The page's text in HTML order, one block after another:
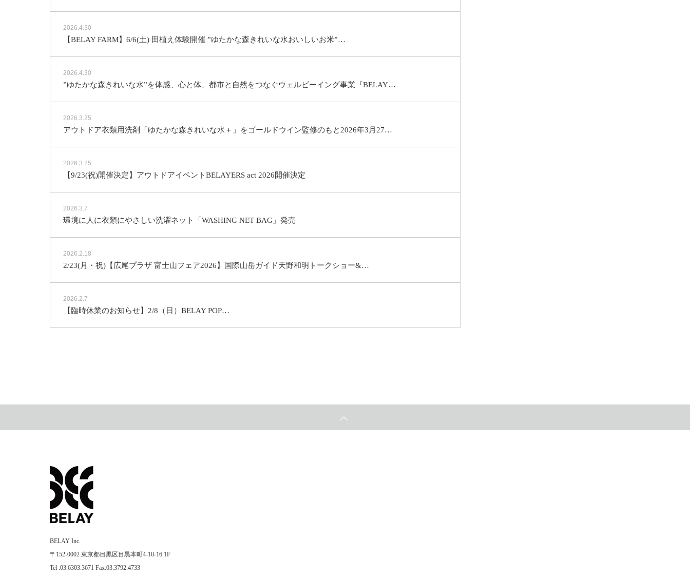
2026.4.30
【BELAY FARM】6/6(土) 田植え体験開催 ”ゆたかな森きれいな水おいしいお米”…
2026.4.30
”ゆたかな森きれいな水”を体感、心と体、都市と自然をつなぐウェルビーイング事業『BELAY…
2026.3.25
アウトドア衣類用洗剤「ゆたかな森きれいな水＋」をゴールドウイン監修のもと2026年3月27…
2026.3.25
【9/23(祝)開催決定】アウトドアイベントBELAYERS act 2026開催決定
2026.3.7
環境に人に衣類にやさしい洗濯ネット「WASHING NET BAG」発売
2026.2.18
2/23(月・祝)【広尾プラザ 富士山フェア2026】国際山岳ガイド天野和明トークショー&…
2026.2.7
【臨時休業のお知らせ】2/8（日） BELAY POP…
BELAY Inc.
〒152-0002 東京都目黒区目黒本町4-10-16 1F
Tel :03.6303.3671 Fax:03.3792.4733